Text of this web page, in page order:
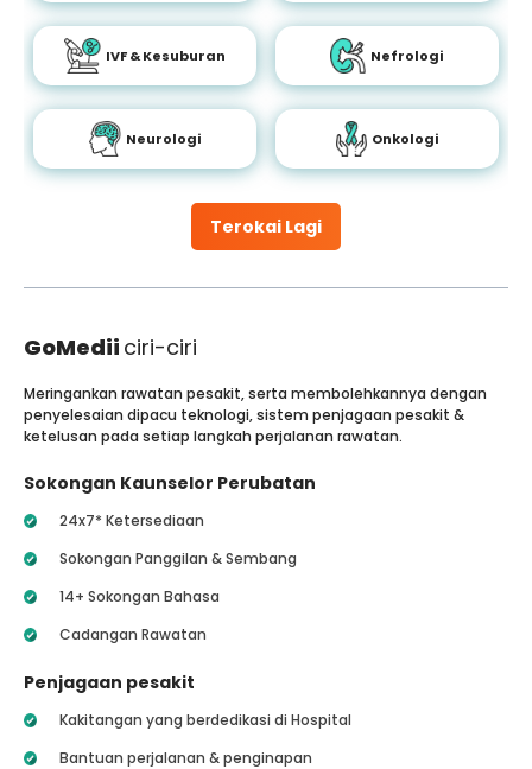
Terokai Lagi
IVF & Kesuburan Nefrologi
Neurologi Onkologi
GoMedii ciri-ciri
Meringankan rawatan pesakit, serta membolehkannya dengan
penyelesaian dipacu teknologi, sistem penjagaan pesakit &
ketelusan pada setiap langkah perjalanan rawatan.
Sokongan Kaunselor Perubatan
24x7* Ketersediaan
Sokongan Panggilan & Sembang
14+ Sokongan Bahasa
Cadangan Rawatan
Penjagaan pesakit
Kakitangan yang berdedikasi di Hospital
Bantuan perjalanan & penginapan